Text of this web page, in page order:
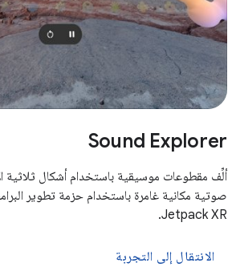
Sound Explorer
ألِّف مقطوعات موسيقية باستخدام أشكال ثلاثية
Jetpack XR.
الانتقال إلى التجربة